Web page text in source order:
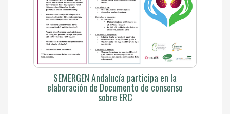
SEMERGEN Andalucía participa en la
elaboración de Documento de consenso
sobre ERC